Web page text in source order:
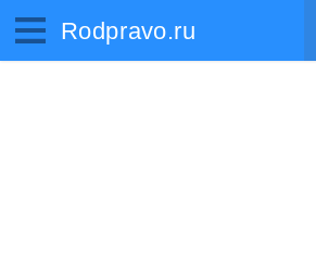
Rodpravo.ru